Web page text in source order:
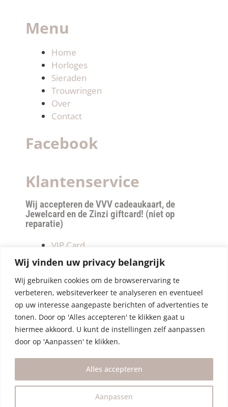
Wij vinden uw privacy belangrijk
Wij gebruiken cookies om de browserervaring te
verbeteren, websiteverkeer te analyseren en eventueel
op uw interesse aangepaste berichten of advertenties te
tonen. Door op 'Alles accepteren' te klikken gaat u
hiermee akkoord. U kunt de instellingen zelf aanpassen
door op 'Aanpassen' te klikken.
Aanpassen
Alles accepteren
Menu
Home
Horloges
Sieraden
Trouwringen
Over
Contact
Facebook
Klantenservice
Wij accepteren de VVV cadeaukaart, de
Jewelcard en de Zinzi giftcard! (niet op
reparatie)
VIP Card
Retourneren
Betalen & verzendkosten
Privacy Policy
Algemene Voorwaarden